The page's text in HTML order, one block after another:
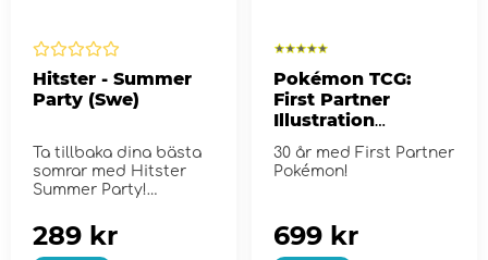
Hitster - Summer
Party (Swe)
Ta tillbaka dina bästa
somrar med Hitster
Summer Party!
289 kr
Pokémon TCG:
First Partner
Illustration
Collection - Series
2
30 år med First Partner
Pokémon!
699 kr